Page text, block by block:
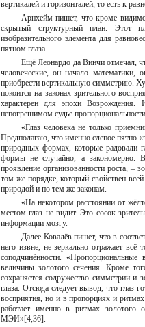
вертикалей и горизонталей, то есть к
Арнхейм пишет, что кроме
скрытый структурный план. Этот
изобразительного элемента для
пятном глаза.
Ещё Леонардо да Винчи отмечал,
человеческие, он начало математики,
приобрести вертикальную симметрию.
покоится на законах зрительного
характерен для эпохи Возрождения.
непогрешимом судье
«Глаз человека не только
Предполагаю, что именно слепое пятно
природных формах, которые радовали
формы не случайно, а закономерно.
проявление организованности роста, –
том же порядке, который свойствен
природой и по тем же законам.
«На некотором расстоянии от
местом глаз не видит. Это сосок
информации мозгу.
Далее Ковалёв пишет, что в
него извне, не зеркально отражает
соподчинённости.
величины золотого сечения. Кроме
сохраняется содружество симметрии и
глаза. Отсюда следует вывод, что глаз
восприятия, но и в пропорциях и
работает именно в ритмах золотого
МЭИ»[4,36].